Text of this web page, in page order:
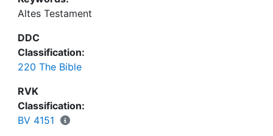
geeignetes Hilfsmittel, einmal erworbene
Hebräischkenntnisse zu reaktivieren, sie zu
pflegen, zu sichern und zu erweitern.
Altes Testament
DDC
Classification:
220 The Bible
RVK
Classification:
BV 4151